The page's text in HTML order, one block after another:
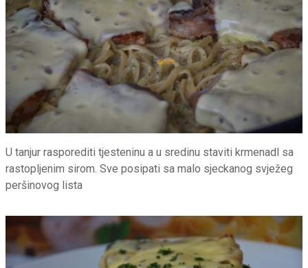
U tanjur rasporediti tjesteninu a u sredinu staviti krmenadl sa
rastopljenim sirom. Sve posipati sa malo sjeckanog svježeg
peršinovog lista